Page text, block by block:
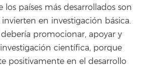
los países más desarrollados son
en investigación básica.
promocionar, apoyar y
científica, porque
positivamente en el desarrollo